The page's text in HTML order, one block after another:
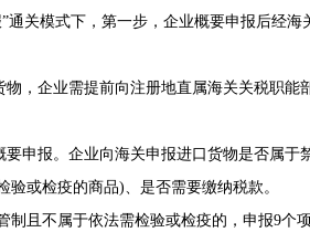
关模式下，第一步，企业概要申报后经海
企业需提前向注册地直属海关关税职能
报。企业向海关申报进口货物是否属于
验或检疫的商品)、是否需要缴纳税款。
且不属于依法需检验或检疫的，申报9个